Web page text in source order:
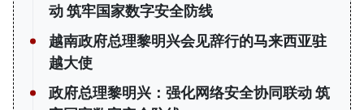
动 筑牢国家数字安全防线
越南政府总理黎明兴会见辞行的马来西亚驻
越大使
政府总理黎明兴：强化网络安全协同联动 筑